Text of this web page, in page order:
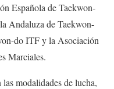
Española de Taekwon-
Andaluza de Taekwon-
do ITF y la Asociación
Marciales.
modalidades de lucha,